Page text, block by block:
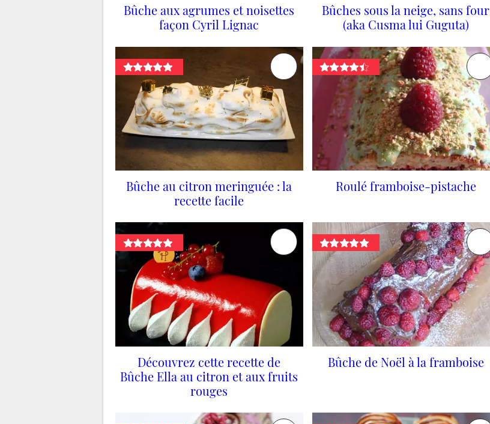
Bûche aux agrumes et noisettes
façon Cyril Lignac
Bûches sous la neige, sans four
(aka Cusma lui Guguta)
Bûche au citron meringuée : la
recette facile
Roulé framboise-pistache
Découvrez cette recette de
Bûche Ella au citron et aux fruits
rouges
Bûche de Noël à la framboise